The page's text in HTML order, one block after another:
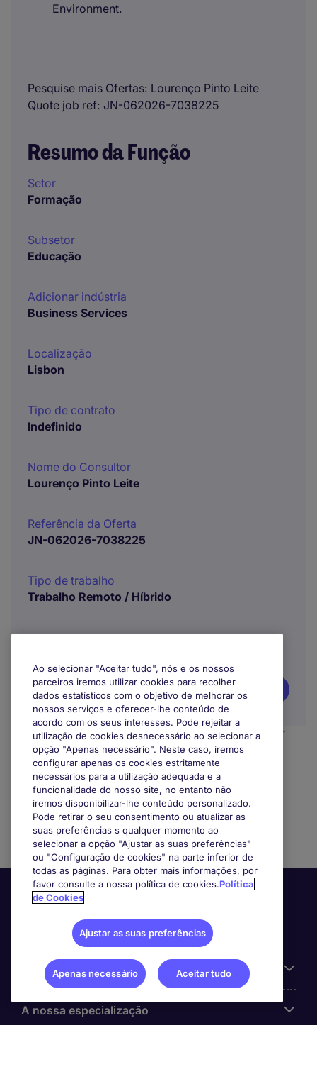
Environment.
Pesquise mais Ofertas Lourenço Pinto Leite
Quote job ref JN-062026-7038225
Resumo da Função
Setor
Formação
Subsetor
Educação
Adicionar indústria
Business Services
Localização
Lisbon
Tipo de contrato
Indefinido
Nome do Consultor
Lourenço Pinto Leite
Referência da Oferta
JN-062026-7038225
Tipo de trabalho
Trabalho Remoto / Híbrido
Candidate-se
Na Michael Page, acreditamos na Diversidade e
Inclusão. Defendemos a igualdade de
oportunidades sem discriminar por género,
raça, ideia, religião, orientação sexual ou
qualquer outro aspeto que possa ser
considerado discriminatório ou de exclusão.
Informação Útil
A nossa especialização
Ao selecionar "Aceitar tudo", nós e os nossos
parceiros iremos utilizar cookies para recolher
dados estatísticos com o objetivo de melhorar os
nossos serviços e oferecer-lhe conteúdo de
acordo com os seus interesses. Pode rejeitar a
utilização de cookies desnecessário ao selecionar a
opção "Apenas necessário". Neste caso, iremos
configurar apenas os cookies estritamente
necessários para a utilização adequada e a
funcionalidade do nosso site, no entanto não
iremos disponibilizar-lhe conteúdo personalizado.
Pode retirar o seu consentimento ou atualizar as
suas preferências s qualquer momento ao
selecionar a opção "Ajustar as suas preferências"
ou "Configuração de cookies" na parte inferior de
todas as páginas. Para obter mais informações, por
favor consulte a nossa política de cookies.Política
de Cookies
Ajustar as suas preferências
Apenas necessário Aceitar tudo